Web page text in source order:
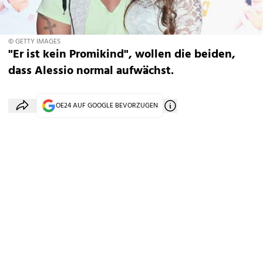
© GETTY IMAGES
"Er ist kein Promikind", wollen die beiden,
dass Alessio normal aufwächst.
OE24 AUF GOOGLE BEVORZUGEN